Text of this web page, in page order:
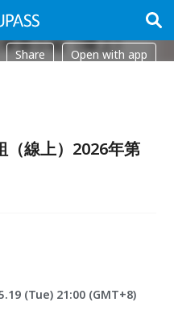
Share Open with app
（線上）2026年第
(Tue) 21:00 (GMT+8)